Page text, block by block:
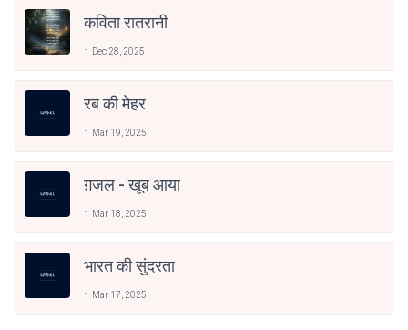
कविता रातरानी
Dec 28, 2025
रब की मेहर
Mar 19, 2025
ग़ज़ल - खूब आया
Mar 18, 2025
भारत की सुंदरता
Mar 17, 2025